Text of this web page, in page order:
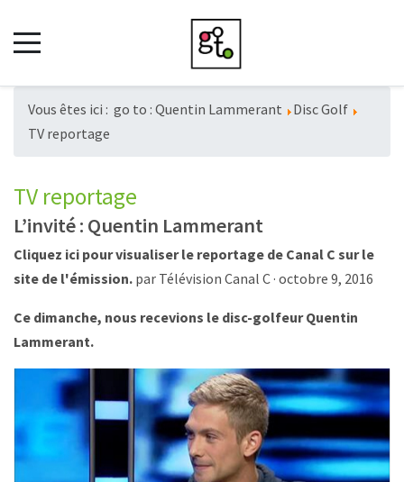
Vous êtes ici : go to : Quentin Lammerant
Disc Golf
TV reportage
TV reportage
L’invité : Quentin Lammerant
Cliquez ici pour visualiser le reportage de Canal C sur le
site de l'émission. par Télévision Canal C · octobre 9, 2016
Ce dimanche, nous recevions le disc-golfeur Quentin
Lammerant.